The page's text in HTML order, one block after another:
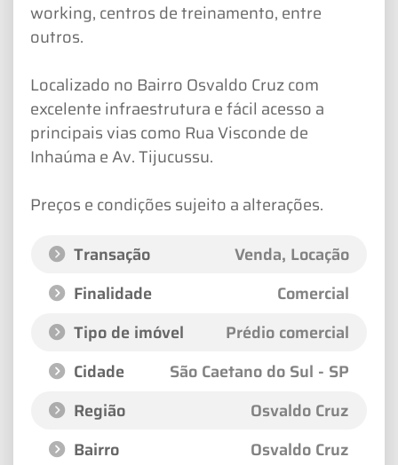
working, centros de treinamento, entre
outros.
Localizado no Bairro Osvaldo Cruz com
excelente infraestrutura e fácil acesso a
principais vias como Rua Visconde de
Inhaúma e Av. Tijucussu.
Preços e condições sujeito a alterações.
Transação
Venda, Locação
Finalidade
Comercial
Tipo de imóvel
Prédio comercial
Cidade
São Caetano do Sul - SP
Região
Osvaldo Cruz
Bairro
Osvaldo Cruz